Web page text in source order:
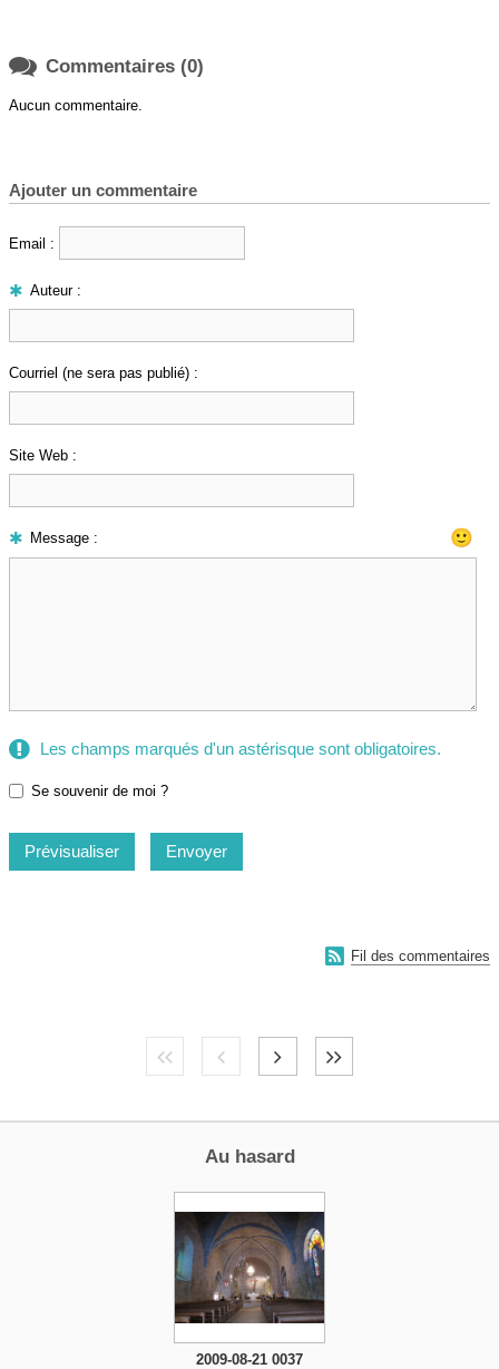
 Commentaires (0)
Aucun commentaire.
Ajouter un commentaire
Email :
Auteur :
Courriel (ne sera pas publié) :
Site Web :
Message : 🙂
Les champs marqués d'un astérisque sont obligatoires.
Se souvenir de moi ?
 Fil des commentaires
Au hasard
2009-08-21 0037